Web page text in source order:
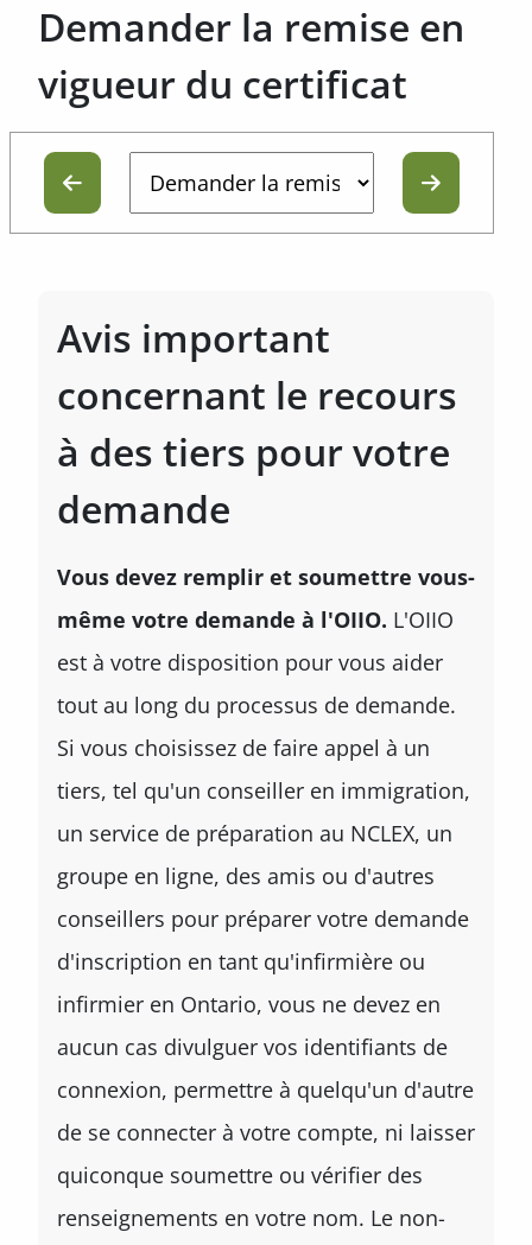
Demander la remise en
vigueur du certificat
Avis important
concernant le recours
à des tiers pour votre
demande
Vous devez remplir et soumettre vous-
même votre demande à l'OIIO. L'OIIO
est à votre disposition pour vous aider
tout au long du processus de demande.
Si vous choisissez de faire appel à un
tiers, tel qu'un conseiller en immigration,
un service de préparation au NCLEX, un
groupe en ligne, des amis ou d'autres
conseillers pour préparer votre demande
d'inscription en tant qu'infirmière ou
infirmier en Ontario, vous ne devez en
aucun cas divulguer vos identifiants de
connexion, permettre à quelqu'un d'autre
de se connecter à votre compte, ni laisser
quiconque soumettre ou vérifier des
renseignements en votre nom. Le non-